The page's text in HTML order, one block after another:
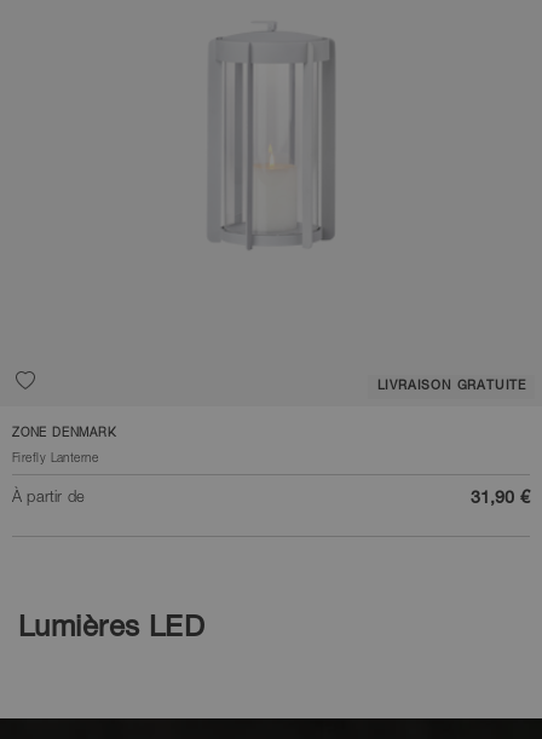
LIVRAISON GRATUITE
ZONE DENMARK
Firefly Lanterne
À partir de 31,90 €
Lumières LED